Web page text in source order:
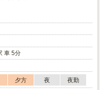
車 5分
夕方 夜
夜勤